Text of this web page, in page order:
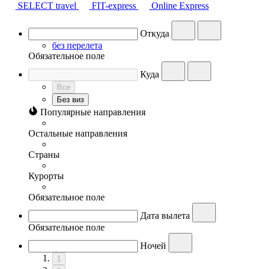
SELECT travel
FIT-express Online Express
Откуда
без перелета
Обязательное поле
Куда
Все
Без виз
Популярные направления
Остальные направления
Страны
Курорты
Обязательное поле
Дата вылета
Обязательное поле
Ночей
1